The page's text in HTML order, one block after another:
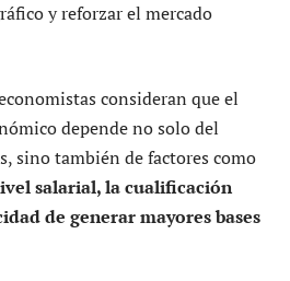
y reforzar el mercado
consideran que el
depende no solo del
sino también de factores como
salarial, la cualificación
de generar mayores bases